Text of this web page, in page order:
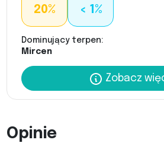
20% < 1%
Dominujący terpen:
Mircen
Zobacz
Opinie